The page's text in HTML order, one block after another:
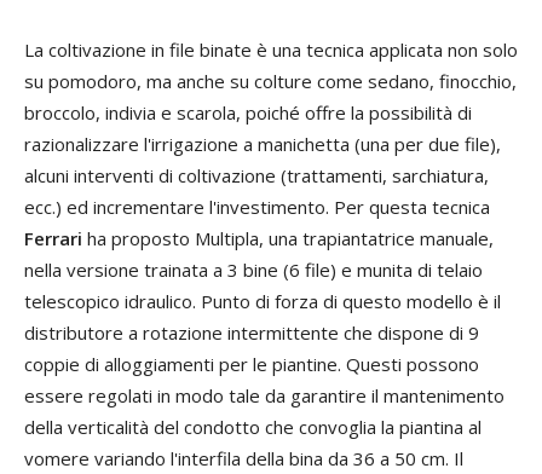
La coltivazione in file binate è una tecnica applicata non solo
su pomodoro, ma anche su colture come sedano, finocchio,
broccolo, indivia e scarola, poiché offre la possibilità di
razionalizzare l'irrigazione a manichetta (una per due file),
alcuni interventi di coltivazione (trattamenti, sarchiatura,
ecc.) ed incrementare l'investimento. Per questa tecnica
Ferrari ha proposto Multipla, una trapiantatrice manuale,
nella versione trainata a 3 bine (6 file) e munita di telaio
telescopico idraulico. Punto di forza di questo modello è il
distributore a rotazione intermittente che dispone di 9
coppie di alloggiamenti per le piantine. Questi possono
essere regolati in modo tale da garantire il mantenimento
della verticalità del condotto che convoglia la piantina al
vomere variando l'interfila della bina da 36 a 50 cm. Il